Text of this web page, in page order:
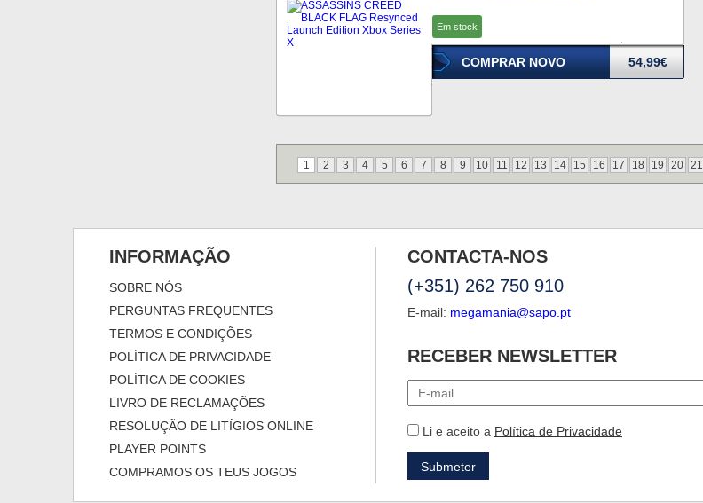
Em stock
COMPRAR NOVO 54,99€
1 2 3 4 5 6 7 8 9 10 11 12 13 14 15 16 17 18 19 20 21
INFORMAÇÃO
SOBRE NÓS
PERGUNTAS FREQUENTES
TERMOS E CONDIÇÕES
POLÍTICA DE PRIVACIDADE
POLÍTICA DE COOKIES
LIVRO DE RECLAMAÇÕES
RESOLUÇÃO DE LITÍGIOS ONLINE
PLAYER POINTS
COMPRAMOS OS TEUS JOGOS
CONTACTA-NOS
(+351) 262 750 910
E-mail: megamania@sapo.pt
RECEBER NEWSLETTER
Li e aceito a Política de Privacidade